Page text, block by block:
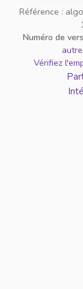
Référence :
Numéro de
Vérifiez